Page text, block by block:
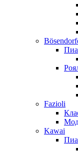
Fazioli
Kawai